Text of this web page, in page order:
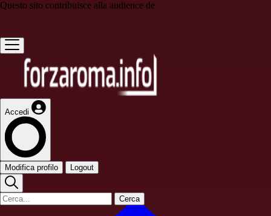
Questo sito contribuisce alla audience de
Accedi
Modifica profilo Logout
Cerca